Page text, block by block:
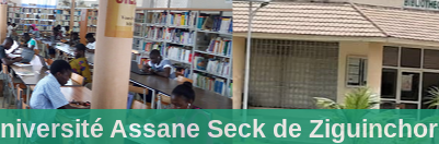
Assane Seck de Ziguinchor